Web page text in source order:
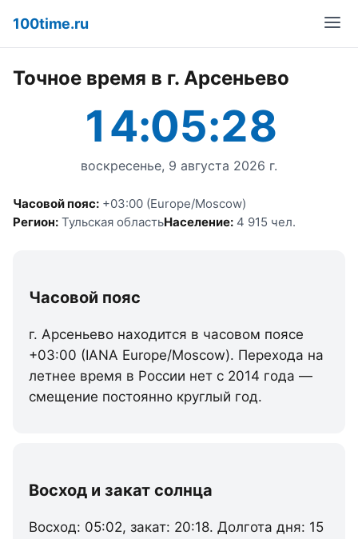
100time.ru
Точное время в г. Арсеньево
14:05:28
воскресенье, 9 августа 2026 г.
Часовой пояс: +03:00 (Europe/Moscow)
Регион: Тульская областьНаселение: 4 915 чел.
Часовой пояс
г. Арсеньево находится в часовом поясе
+03:00 (IANA Europe/Moscow). Перехода на
летнее время в России нет с 2014 года —
смещение постоянно круглый год.
Восход и закат солнца
Восход: 05:02, закат: 20:18. Долгота дня: 15